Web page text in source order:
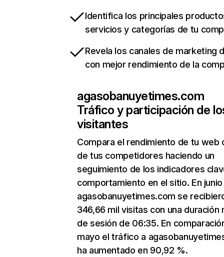
Identifica los principales
servicios y categorías de tu
Revela los canales de marketing
con mejor rendimiento de la
agasobanuyetimes.com
Tráfico y participación de
visitantes
Compara el rendimiento de tu web
de tus competidores haciendo un
seguimiento de los indicadores
comportamiento en el sitio. En junio
agasobanuyetimes.com se
346,66 mil visitas con una duración
de sesión de 06:35. En
mayo el tráfico a
ha aumentado en 90,92 %.